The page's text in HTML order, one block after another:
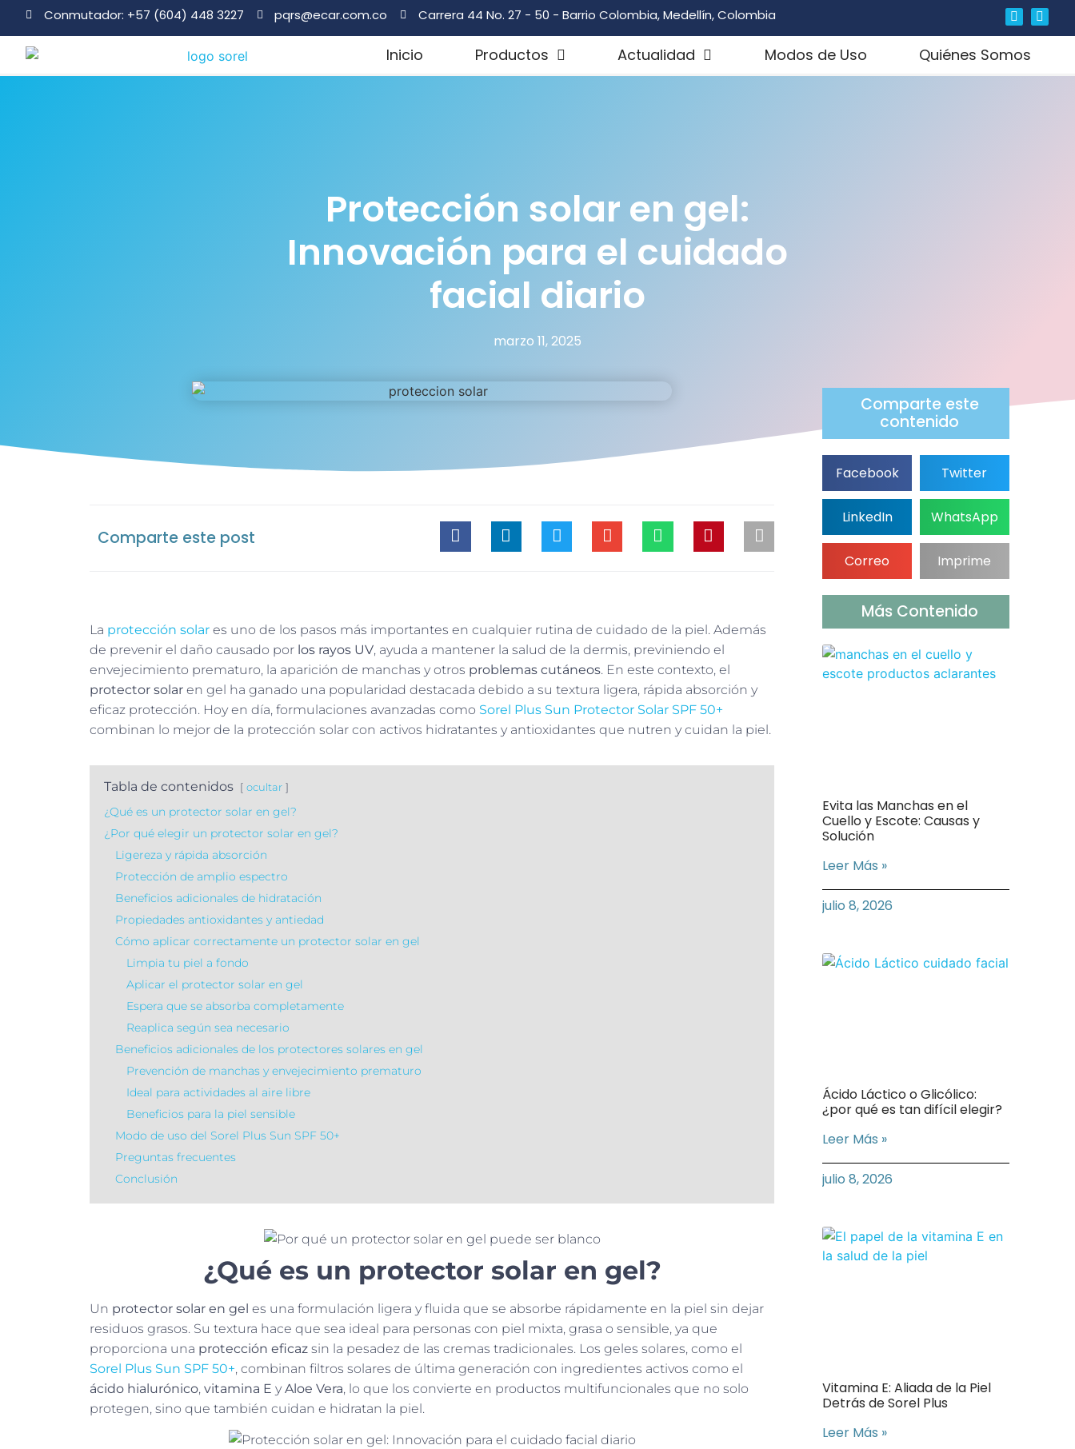
Conmutador: +57 (604) 448 3227 pqrs@ecar.com.co Carrera 44 No. 27 - 50 - Barrio Colombia, Medellín, Colombia
Inicio Productos Actualidad Modos de Uso Quiénes Somos
Protección solar en gel:
Innovación para el cuidado
facial diario
marzo 11, 2025
Comparte este post
La protección solar es uno de los pasos más importantes en cualquier rutina de cuidado de la piel. Además
de prevenir el daño causado por los rayos UV, ayuda a mantener la salud de la dermis, previniendo el
envejecimiento prematuro, la aparición de manchas y otros problemas cutáneos. En este contexto, el
protector solar en gel ha ganado una popularidad destacada debido a su textura ligera, rápida absorción y
eficaz protección. Hoy en día, formulaciones avanzadas como Sorel Plus Sun Protector Solar SPF 50+
combinan lo mejor de la protección solar con activos hidratantes y antioxidantes que nutren y cuidan la piel.
Tabla de contenidos ocultar
¿Qué es un protector solar en gel?
¿Por qué elegir un protector solar en gel?
Ligereza y rápida absorción
Protección de amplio espectro
Beneficios adicionales de hidratación
Propiedades antioxidantes y antiedad
Cómo aplicar correctamente un protector solar en gel
Limpia tu piel a fondo
Aplicar el protector solar en gel
Espera que se absorba completamente
Reaplica según sea necesario
Beneficios adicionales de los protectores solares en gel
Prevención de manchas y envejecimiento prematuro
Ideal para actividades al aire libre
Beneficios para la piel sensible
Modo de uso del Sorel Plus Sun SPF 50+
Preguntas frecuentes
Conclusión
¿Qué es un protector solar en gel?
Un protector solar en gel es una formulación ligera y fluida que se absorbe rápidamente en la piel sin dejar
residuos grasos. Su textura hace que sea ideal para personas con piel mixta, grasa o sensible, ya que
proporciona una protección eficaz sin la pesadez de las cremas tradicionales. Los geles solares, como el
Sorel Plus Sun SPF 50+, combinan filtros solares de última generación con ingredientes activos como el
ácido hialurónico, vitamina E y Aloe Vera, lo que los convierte en productos multifuncionales que no solo
protegen, sino que también cuidan e hidratan la piel.
Comparte este
contenido
Facebook Twitter
LinkedIn WhatsApp
Correo Imprime
Más Contenido
Evita las Manchas en el
Cuello y Escote: Causas y
Solución
Leer Más »
julio 8, 2026
Ácido Láctico o Glicólico:
¿por qué es tan difícil elegir?
Leer Más »
julio 8, 2026
Vitamina E: Aliada de la Piel
Detrás de Sorel Plus
Leer Más »